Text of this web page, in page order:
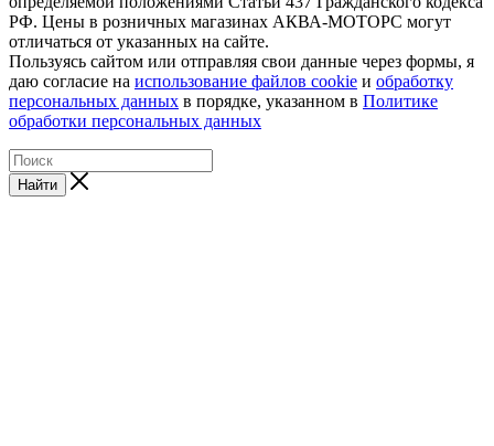
РФ. Цены в розничных магазинах АКВА-МОТОРС могут
отличаться от указанных на сайте.
Пользуясь сайтом или отправляя свои данные через формы, я
даю согласие на использование файлов cookie и обработку
персональных данных в порядке, указанном в Политике
обработки персональных данных
Найти